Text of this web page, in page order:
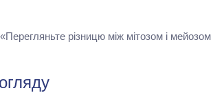
різницю між мітозом і мейозом